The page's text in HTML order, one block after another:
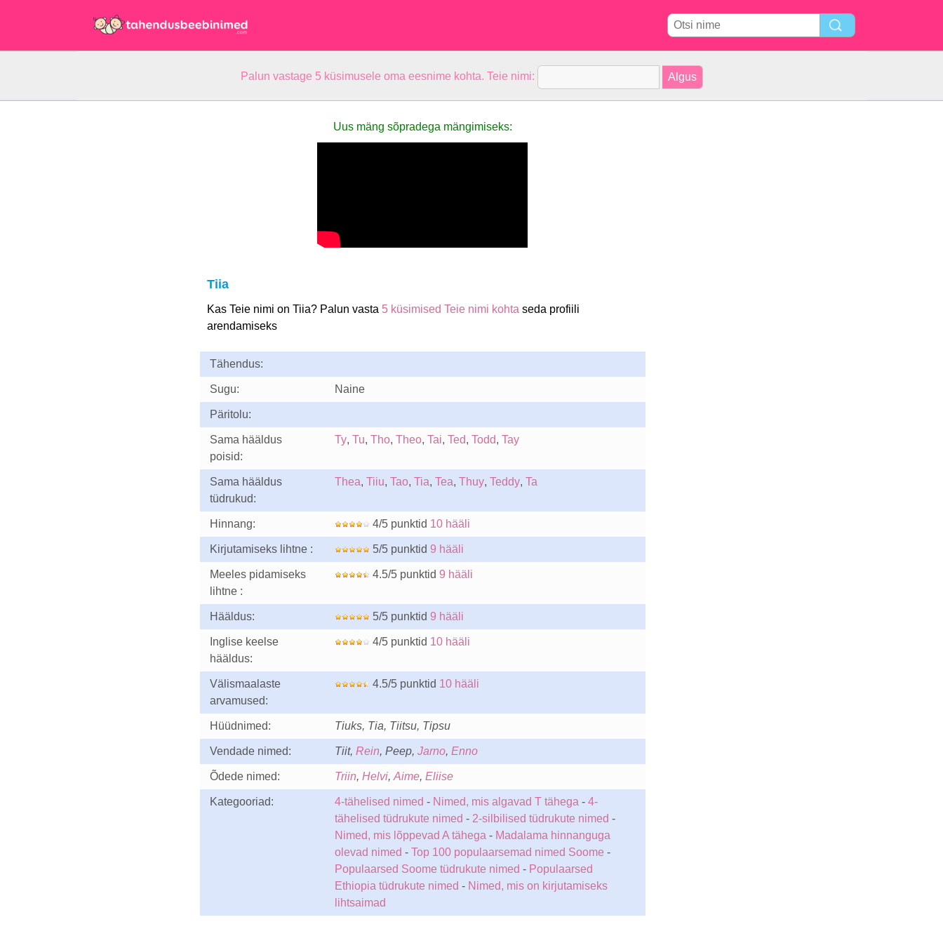
Palun vastage 5 küsimusele oma eesnime kohta. Teie nimi:
Uus mäng sõpradega mängimiseks:
Tiia
Kas Teie nimi on Tiia? Palun vasta 5 küsimised Teie nimi kohta seda profiili
arendamiseks
Tähendus:
Sugu: Naine
Päritolu:
Sama hääldus
poisid:
Ty, Tu, Tho, Theo, Tai, Ted, Todd, Tay
Sama hääldus
tüdrukud:
Thea, Tiiu, Tao, Tia, Tea, Thuy, Teddy, Ta
Hinnang: 4/5 punktid 10 hääli
Kirjutamiseks lihtne : 5/5 punktid 9 hääli
Meeles pidamiseks
lihtne :
4.5/5 punktid 9 hääli
Hääldus: 5/5 punktid 9 hääli
Inglise keelse
hääldus:
4/5 punktid 10 hääli
Välismaalaste
arvamused:
4.5/5 punktid 10 hääli
Hüüdnimed: Tiuks, Tia, Tiitsu, Tipsu
Vendade nimed: Tiit, Rein, Peep, Jarno, Enno
Õdede nimed: Triin, Helvi, Aime, Eliise
Kategooriad: 4-tähelised nimed - Nimed, mis algavad T tähega - 4-
tähelised tüdrukute nimed - 2-silbilised tüdrukute nimed -
Nimed, mis lõppevad A tähega - Madalama hinnanguga
olevad nimed - Top 100 populaarsemad nimed Soome -
Populaarsed Soome tüdrukute nimed - Populaarsed
Ethiopia tüdrukute nimed - Nimed, mis on kirjutamiseks
lihtsaimad